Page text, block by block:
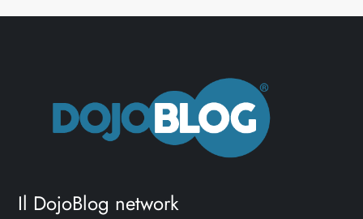
Il DojoBlog network